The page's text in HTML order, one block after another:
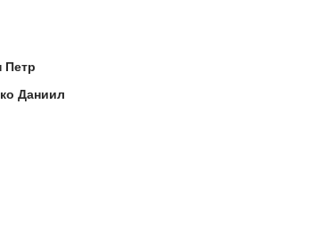
Петр
Даниил